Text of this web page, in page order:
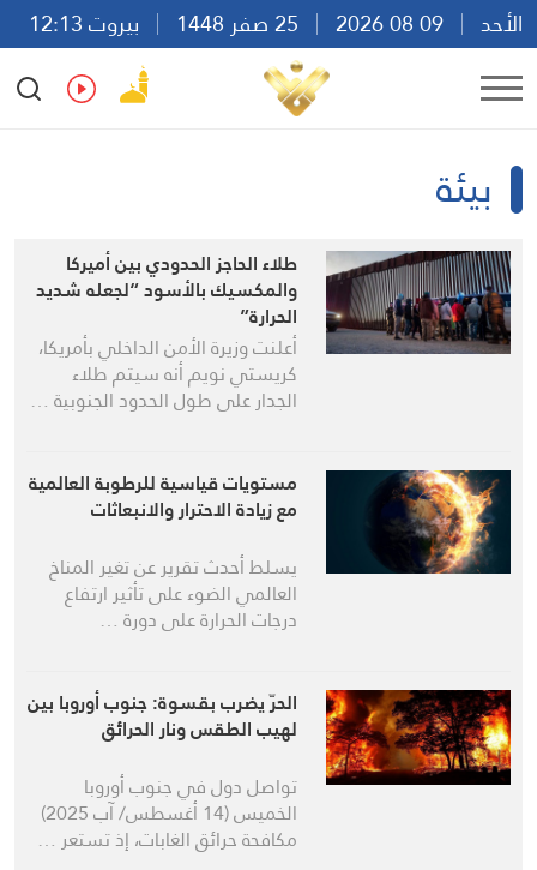
الأحد
بيروت 12:13
Ar
En Fr Es
بيئة
طلاء الحاجز الحدودي بين أميركا
والمكسيك بالأسود “لجعله شديد
الحرارة”
أعلنت وزيرة الأمن الداخلي بأمريكا،
كريستي نويم أنه سيتم طلاء
الجدار على طول الحدود الجنوبية …
مستويات قياسية للرطوبة العالمية
مع زيادة الاحترار والانبعاثات
يسلط أحدث تقرير عن تغير المناخ
العالمي الضوء على تأثير ارتفاع
درجات الحرارة على دورة …
الحرّ يضرب بقسوة: جنوب أوروبا بين
لهيب الطقس ونار الحرائق
تواصل دول في جنوب أوروبا
الخميس (14 أغسطس/ آب 2025)
مكافحة حرائق الغابات، إذ تستعر …